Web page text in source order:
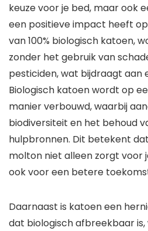
keuze voor je bed, maar ook
een positieve impact heeft
van 100% biologisch katoen,
zonder het gebruik van
pesticiden, wat bijdraagt aan
Biologisch katoen wordt op
manier verbouwd, waarbij
biodiversiteit en het behoud
hulpbronnen. Dit betekent
molton niet alleen zorgt voor
ook voor een betere
Daarnaast is katoen een
dat biologisch afbreekbaar